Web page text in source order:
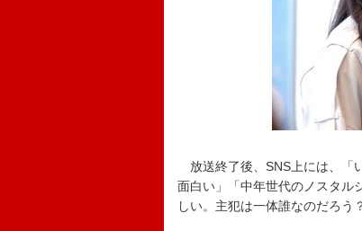
放送終了後、SNS上には、「
面白い」「中年世代のノスタル
しい。主犯は一体誰なのだろう